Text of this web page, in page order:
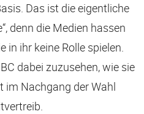
Das ist die eigentliche
denn die Medien hassen
in ihr keine Rolle spielen.
dabei zuzusehen, wie sie
Nachgang der Wahl